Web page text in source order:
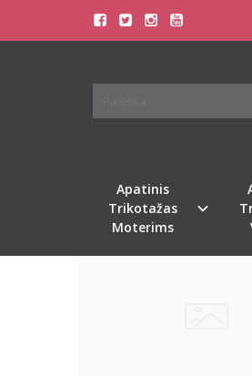
Apatinis
Trikotažas
Moterims
PREKIŲ
Populiari